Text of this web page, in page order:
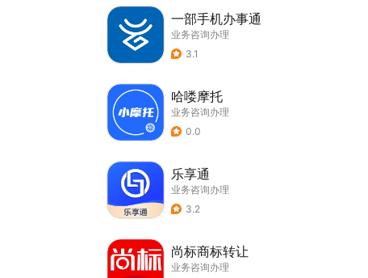
一部手机办事通
业务咨询办理
3.1
哈喽摩托
业务咨询办理
0.0
乐享通
业务咨询办理
3.2
尚标商标转让
业务咨询办理